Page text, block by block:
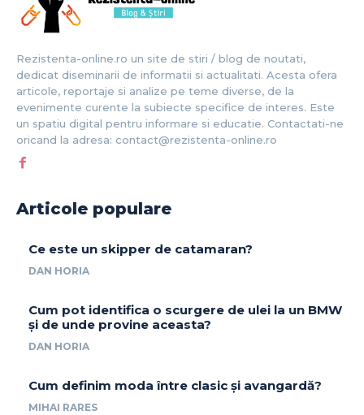
Rezistenta-online.ro un site de stiri / blog de noutati,
dedicat diseminarii de informatii si actualitati. Acesta ofera
articole, reportaje si analize pe teme diverse, de la
evenimente curente la subiecte specifice de interes. Este
un spatiu digital pentru informare si educatie. Contactati-ne
oricand la adresa: contact@rezistenta-online.ro
Articole populare
Ce este un skipper de catamaran?
DAN HORIA
Cum pot identifica o scurgere de ulei la un BMW
și de unde provine aceasta?
DAN HORIA
Cum definim moda între clasic și avangardă?
MIHAI RARES